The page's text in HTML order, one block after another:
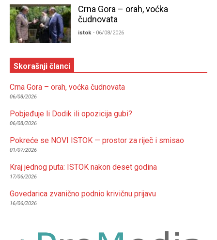
Crna Gora – orah, voćka
čudnovata
istok - 06/08/2026
Skorašnji članci
Crna Gora – orah, voćka čudnovata
06/08/2026
Pobjeđuje li Dodik ili opozicija gubi?
06/08/2026
Pokreće se NOVI ISTOK — prostor za riječ i smisao
01/07/2026
Kraj jednog puta: ISTOK nakon deset godina
17/06/2026
Govedarica zvanično podnio krivičnu prijavu
16/06/2026